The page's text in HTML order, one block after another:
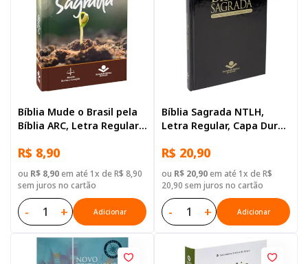
Bíblia Mude o Brasil pela
Bíblia ARC, Letra Regular,
Ilustrada: Marrom
R$ 8,90
ou R$ 8,90em até 1x de R$ 8,90
sem juros no cartão
- + Adicionar
Bíblia Sagrada NTLH,
Letra Regular, Capa Dura
R$ 20,90
ou R$ 20,90em até 1x de R$
20,90 sem juros no cartão
- + Adicionar